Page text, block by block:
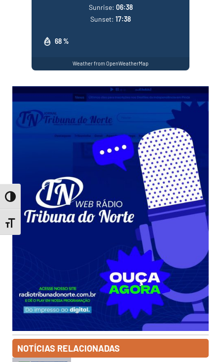
Toggle High Contrast
Toggle Font size
68 %
Sunrise: 06:38
Sunset: 17:38
Weather from OpenWeatherMap
NOTÍCIAS RELACIONADAS